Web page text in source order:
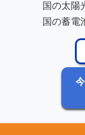
国の太陽
国の蓄電